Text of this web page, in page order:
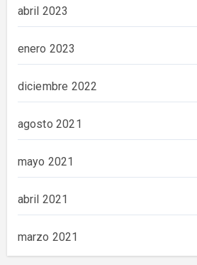
abril 2023
enero 2023
diciembre 2022
agosto 2021
mayo 2021
abril 2021
marzo 2021